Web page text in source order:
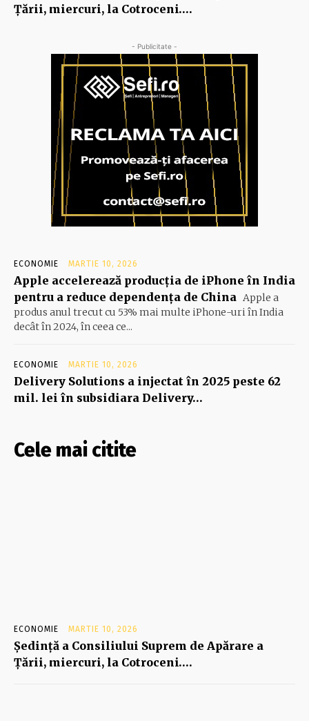
Ţării, miercuri, la Cotroceni….
- Publicitate -
ECONOMIE MARTIE 10, 2026
Apple accelerează producția de iPhone în India
pentru a reduce dependența de China Apple a
produs anul trecut cu 53% mai multe iPhone-uri în India
decât în 2024, în ceea ce...
ECONOMIE MARTIE 10, 2026
Delivery Solutions a injectat în 2025 peste 62
mil. lei în subsidiara Delivery…
Cele mai citite
ECONOMIE MARTIE 10, 2026
Şedinţă a Consiliului Suprem de Apărare a
Ţării, miercuri, la Cotroceni….